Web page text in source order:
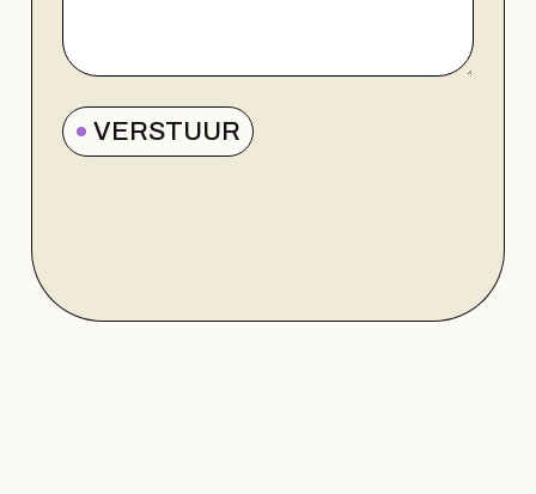
VERSTUUR